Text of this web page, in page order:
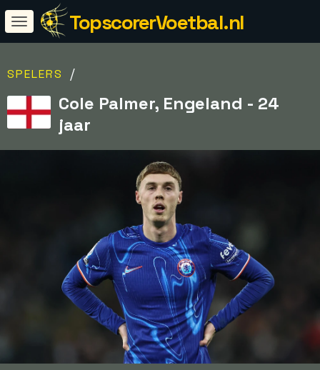
TopscorerVoetbal.nl
SPELERS /
Cole Palmer, Engeland - 24
jaar